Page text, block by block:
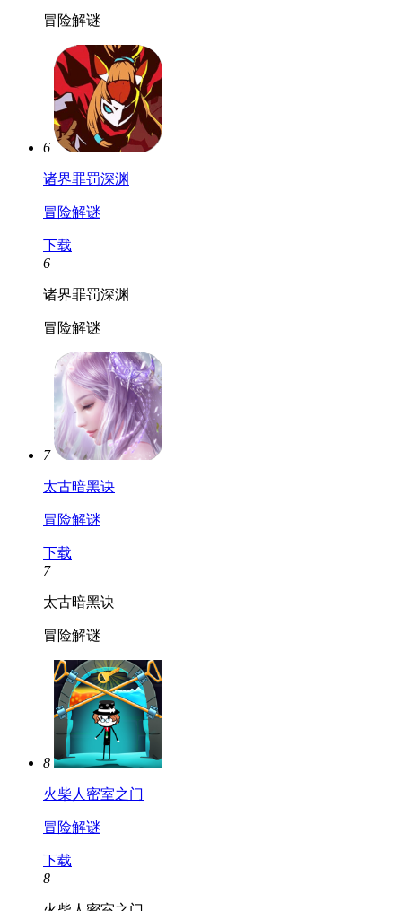
冒险解谜
6
诸界罪罚深渊
冒险解谜
下载
6
诸界罪罚深渊
冒险解谜
7
太古暗黑诀
冒险解谜
下载
7
太古暗黑诀
冒险解谜
8
火柴人密室之门
冒险解谜
下载
8